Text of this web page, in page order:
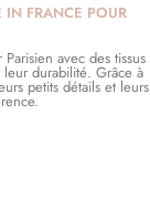
FRANCE POUR
avec des tissus
durabilité. Grâce à
petits détails et leurs